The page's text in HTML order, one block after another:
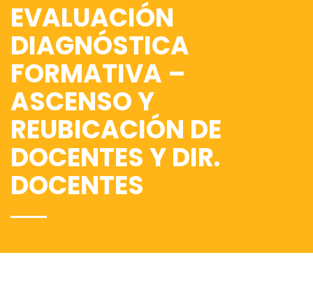
EVALUACIÓN
DIAGNÓSTICA
FORMATIVA –
ASCENSO Y
REUBICACIÓN DE
DOCENTES Y DIR.
DOCENTES